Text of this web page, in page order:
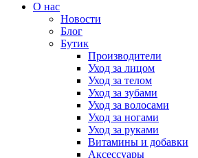
О нас
Новости
Блог
Бутик
Производители
Уход за лицом
Уход за телом
Уход за зубами
Уход за волосами
Уход за ногами
Уход за руками
Витамины и добавки
Аксессуары